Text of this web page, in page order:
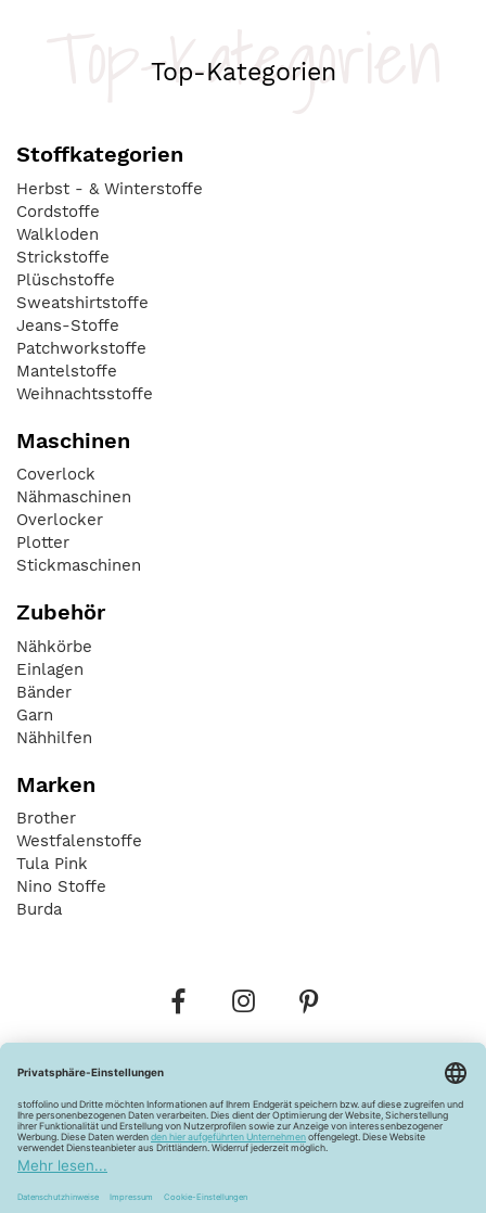
Top-Kategorien
Top-Kategorien
Stoffkategorien
Herbst - & Winterstoffe
Cordstoffe
Walkloden
Strickstoffe
Plüschstoffe
Sweatshirtstoffe
Jeans-Stoffe
Patchworkstoffe
Mantelstoffe
Weihnachtsstoffe
Maschinen
Coverlock
Nähmaschinen
Overlocker
Plotter
Stickmaschinen
Zubehör
Nähkörbe
Einlagen
Bänder
Garn
Nähhilfen
Marken
Brother
Westfalenstoffe
Tula Pink
Nino Stoffe
Burda
Widerrufsbelehrung Vertrag widerrufen
Barrierefreiheitserklärung